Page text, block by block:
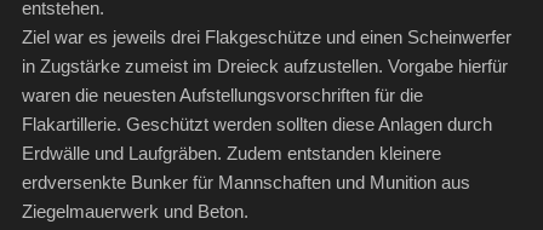
entstehen.
Ziel war es jeweils drei Flakgeschütze und einen Scheinwerfer
in Zugstärke zumeist im Dreieck aufzustellen. Vorgabe hierfür
waren die neuesten Aufstellungsvorschriften für die
Flakartillerie. Geschützt werden sollten diese Anlagen durch
Erdwälle und Laufgräben. Zudem entstanden kleinere
erdversenkte Bunker für Mannschaften und Munition aus
Ziegelmauerwerk und Beton.